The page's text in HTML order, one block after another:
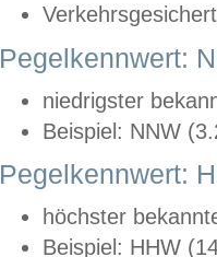
Pegelkennwert:
niedrigster
Beispiel: NNW
Pegelkennwert:
höchster
Beispiel: HHW